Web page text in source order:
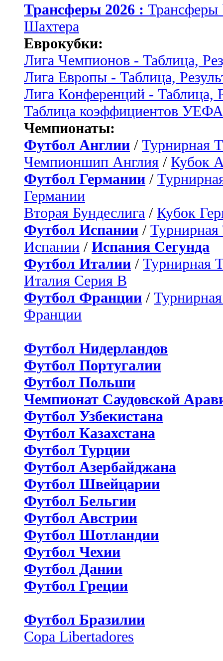
Трансферы 2026 :
Шахтера
Еврокубки:
Лига Чемпионов - Таблица,
Лига Европы - Таблица,
Лига Конференций - Таблица,
Таблица коэффициентов УЕФА
Чемпионаты:
Футбол Англии / Турнирная
Чемпионшип Англия / Кубок
Футбол Германии /
Германии
Вторая Бундеслига / Кубок
Футбол Испании / Турнирная
Испании / Испания Сегунда
Футбол Италии / Турнирная
Италия Серия B
Футбол Франции /
Франции
Футбол Нидерландов
Футбол Португалии
Футбол Польши
Чемпионат Саудовской
Футбол Узбекистана
Футбол Казахстана
Футбол Турции
Футбол Азербайджана
Футбол Швейцарии
Футбол Бельгии
Футбол Австрии
Футбол Шотландии
Футбол Чехии
Футбол Дании
Футбол Греции
Футбол Бразилии
Copa Libertadores